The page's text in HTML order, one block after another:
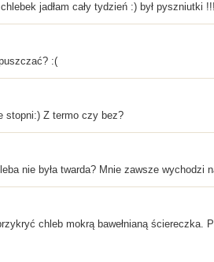
jadłam cały tydzień :) był pyszniutki
:(
stopni:) Z termo czy bez?
nie była twarda? Mnie zawsze wychodzi
chleb mokrą bawełnianą